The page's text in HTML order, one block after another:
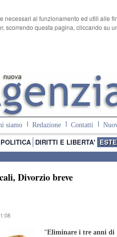
al funzionamento ed utili
scorrendo questa pagina, cliccando su
siamo Redazione Contatti
POLITICA DIRITTI E LIBERTA'
Divorzio breve
“Eliminare i tre anni di